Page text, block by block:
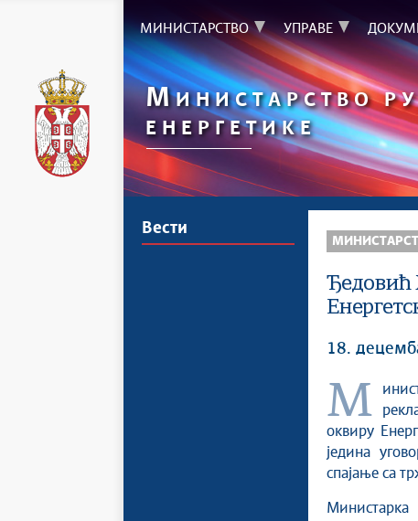
МИНИСТАРСТВО УПРАВЕ
МИНИСТАРСТВО
ЕНЕРГЕТИКЕ
Вести
Ђедовић
18.
Министарка рударства и енергетике Дубравка Ђедовић Хандановић
оквиру
једина
спајање са